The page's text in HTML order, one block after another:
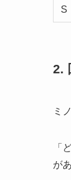
S
2.
ミ
「
が